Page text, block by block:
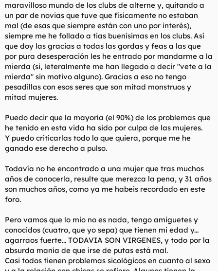
maravilloso mundo de los clubs de alterne y, quitando a
un par de novias que tuve que físicamente no estaban
mal (de esas que siempre están con uno por interés),
siempre me he follado a tias buenísimas en los clubs. Así
que doy las gracias a todas las gordas y feas a las que
por pura desesperación les he entrado por mandarme a la
mierda (si, leteralmente me han llegado a decir "vete a la
mierda" sin motivo alguno). Gracias a eso no tengo
pesadillas con esos seres que son mitad monstruos y
mitad mujeres.
Puedo decir que la mayoría (el 90%) de los problemas que
he tenido en esta vida ha sido por culpa de las mujeres.
Y puedo criticarlas todo lo que quiera, porque me he
ganado ese derecho a pulso.
Todavía no he encontrado a una mujer que tras muchos
años de conocerla, resulte que merezca la pena, y 31 años
son muchos años, como ya me habeis recordado en este
foro.
Pero vamos que lo mio no es nada, tengo amiguetes y
conocidos (cuatro, que yo sepa) que tienen mi edad y...
agarraos fuerte... TODAVIA SON VIRGENES, y todo por la
absurda manía de que irse de putas está mal.
Casi todos tienen problemas sicológicos en cuanto al sexo